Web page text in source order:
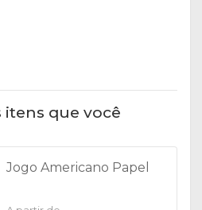
itens que você
Jogo Americano Papel